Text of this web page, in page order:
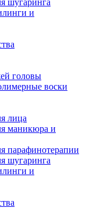
шугаринга
и
головы
воски
лица
маникюра и
парафинотерапии
шугаринга
и